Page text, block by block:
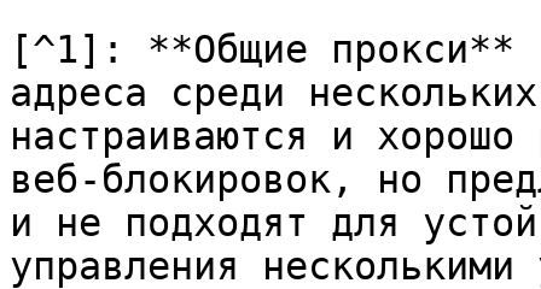
[^1]: **Общие прокси**
адреса среди
настраиваются и
веб-блокировок, но
и не подходят для
управления